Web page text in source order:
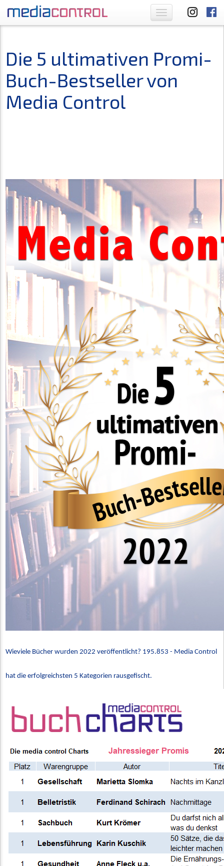
Toggle
navigation
Die 5 ultimativen Promi-
Buch-Bestseller von
Media Control
Wieviele Bücher wurden 2022 veröffentlicht? 195.853 - Media Control
hat die erfolgreichsten 5 Kategorien rausgefischt.